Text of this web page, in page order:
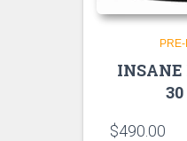
INSANE
$490.00